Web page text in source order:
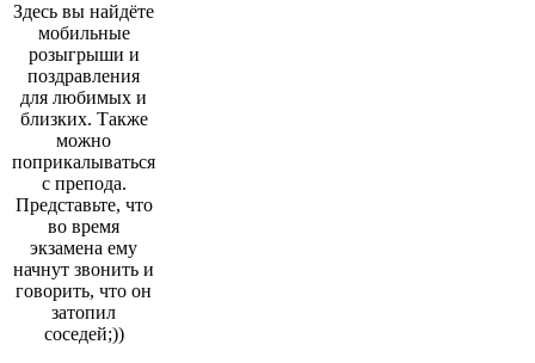
Здесь вы найдёте
мобильные
розыгрыши и
поздравления
для любимых и
близких. Также
можно
поприкалываться
с препода.
Представьте, что
во время
экзамена ему
начнут звонить и
говорить, что он
затопил
соседей;))